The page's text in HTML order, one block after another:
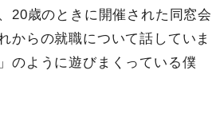
20歳のときに開催された同窓会
からの就職について話していま
のように遊びまくっている僕